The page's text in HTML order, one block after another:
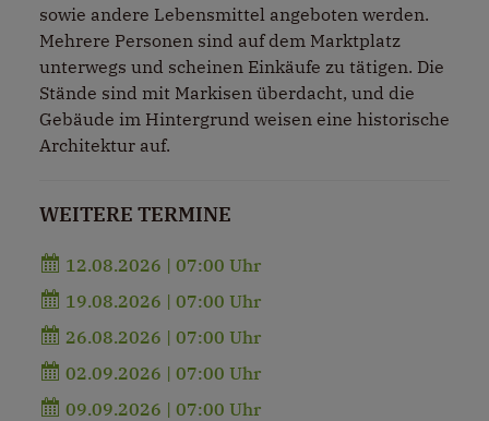
sowie andere Lebensmittel angeboten werden.
Mehrere Personen sind auf dem Marktplatz
unterwegs und scheinen Einkäufe zu tätigen. Die
Stände sind mit Markisen überdacht, und die
Gebäude im Hintergrund weisen eine historische
Architektur auf.
WEITERE TERMINE
12.08.2026 | 07:00 Uhr
19.08.2026 | 07:00 Uhr
26.08.2026 | 07:00 Uhr
02.09.2026 | 07:00 Uhr
09.09.2026 | 07:00 Uhr